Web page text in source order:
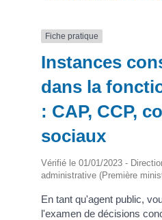
Fiche pratique
Instances
dans la
: CAP, CCP,
sociaux
Vérifié le 01/01/2023 -
administrative (Première
En tant qu'agent public,
l'examen de décisions